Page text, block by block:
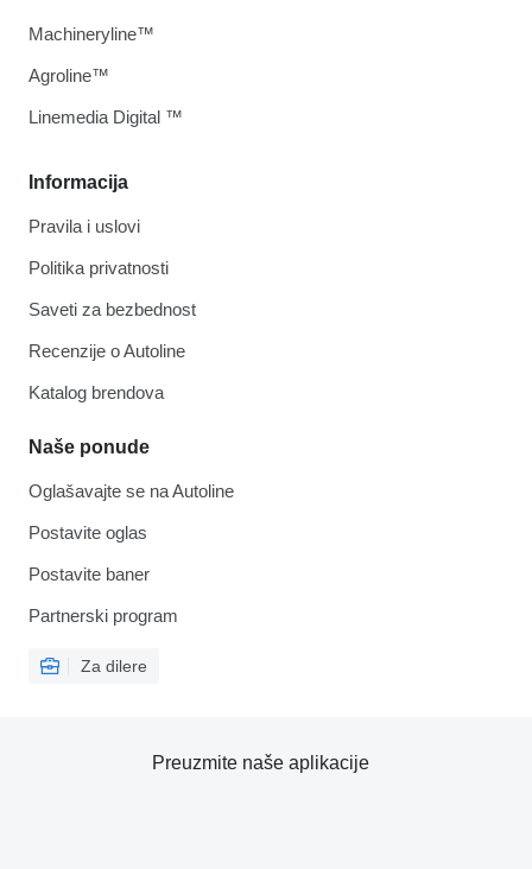
Informacija
Pravila i uslovi
Politika privatnosti
Saveti za bezbednost
Recenzije o Autoline
Katalog brendova
Naše ponude
Oglašavajte se na Autoline
Postavite oglas
Postavite baner
Partnerski program
Za dilere
Machineryline™
Agroline™
Linemedia Digital ™
Preuzmite naše aplikacije